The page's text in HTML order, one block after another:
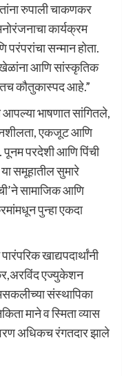
रुपाली चाकणकर
कार्यक्रम
सन्मान होता.
खेळांना आणि सांस्कृतिक
कौतुकास्पद आहे.”
आपल्या भाषणात सांगितले,
एकजूट आणि
परदेशी आणि पिंची
समूहातील सुमारे
सामाजिक आणि
पुन्हा एकदा
खाद्यपदार्थांनी
एज्युकेशन
संस्थापिका
माने व स्मिता व्यास
अधिकच रंगतदार झाले